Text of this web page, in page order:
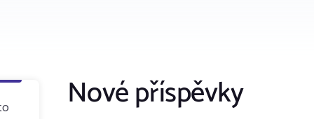
Nové příspěvky